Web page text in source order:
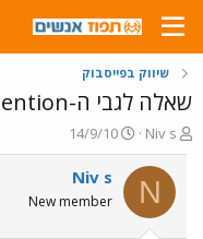
שיווק בפייסבוק
שאלה לגבי ה-Mention (@) בטוויטר
פ
ו
ת
ח
ה
Niv s
פ
ו
14/9/10
N
Niv s
New member